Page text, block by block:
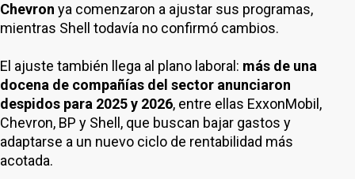
Chevron ya comenzaron a ajustar sus programas,
mientras Shell todavía no confirmó cambios.
El ajuste también llega al plano laboral: más de una
docena de compañías del sector anunciaron
despidos para 2025 y 2026, entre ellas ExxonMobil,
Chevron, BP y Shell, que buscan bajar gastos y
adaptarse a un nuevo ciclo de rentabilidad más
acotada.